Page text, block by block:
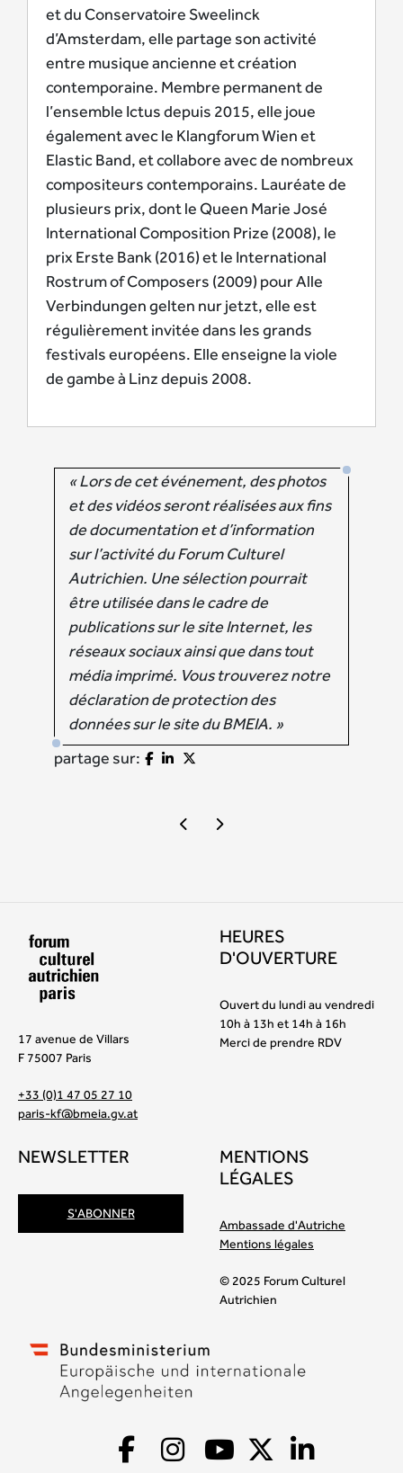
et du Conservatoire Sweelinck
d’Amsterdam, elle partage son activité
entre musique ancienne et création
contemporaine. Membre permanent de
l’ensemble Ictus depuis 2015, elle joue
également avec le Klangforum Wien et
Elastic Band, et collabore avec de nombreux
compositeurs contemporains. Lauréate de
plusieurs prix, dont le Queen Marie José
International Composition Prize (2008), le
prix Erste Bank (2016) et le International
Rostrum of Composers (2009) pour Alle
Verbindungen gelten nur jetzt, elle est
régulièrement invitée dans les grands
festivals européens. Elle enseigne la viole
de gambe à Linz depuis 2008.
« Lors de cet événement, des photos
et des vidéos seront réalisées aux fins
de documentation et d’information
sur l’activité du Forum Culturel
Autrichien. Une sélection pourrait
être utilisée dans le cadre de
publications sur le site Internet, les
réseaux sociaux ainsi que dans tout
média imprimé. Vous trouverez notre
déclaration de protection des
données sur le site du BMEIA. »
partage sur:
17 avenue de Villars
F 75007 Paris
+33 (0)1 47 05 27 10
paris-kf@bmeia.gv.at
HEURES
D'OUVERTURE
Ouvert du lundi au vendredi
10h à 13h et 14h à 16h
Merci de prendre RDV
NEWSLETTER
S'ABONNER
MENTIONS
LÉGALES
Ambassade d'Autriche
Mentions légales
© 2025 Forum Culturel
Autrichien